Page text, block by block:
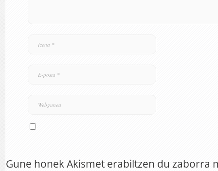
Gune honek Akismet erabiltzen du zaborra